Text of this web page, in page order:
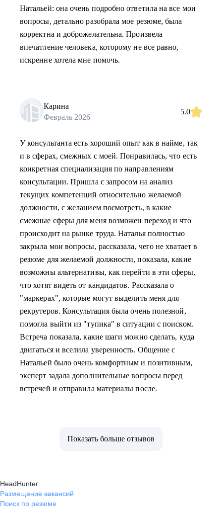
Натальей: она очень подробно ответила на все мои
вопросы, детально разобрала мое резюме, была
корректна и доброжелательна. Произвела
впечатление человека, которому не все равно,
искренне хотела мне помочь.
Карина
Февраль 2026
5.0
У консультанта есть хороший опыт как в найме, так
и в сферах, смежных с моей. Понравилась, что есть
конкретная специализация по направлениям
консультации. Пришла с запросом на анализ
текущих компетенций относительно желаемой
должности, с желанием посмотреть, в какие
смежные сферы для меня возможен переход и что
происходит на рынке труда. Наталья полностью
закрыла мои вопросы, рассказала, чего не хватает в
резюме для желаемой должности, показала, какие
возможны альтернативы, как перейти в эти сферы,
что хотят видеть от кандидатов. Рассказала о
"маркерах", которые могут выделить меня для
рекрутеров. Консультация была очень полезной,
помогла выйти из "тупика" в ситуации с поиском.
Встреча показала, какие шаги можно сделать, куда
двигаться и вселила уверенность. Общение с
Натальей было очень комфортным и позитивным,
эксперт задала дополнительные вопросы перед
встречей и отправила материалы после.
Показать больше отзывов
HeadHunter
Размещение вакансий
Поиск по резюме